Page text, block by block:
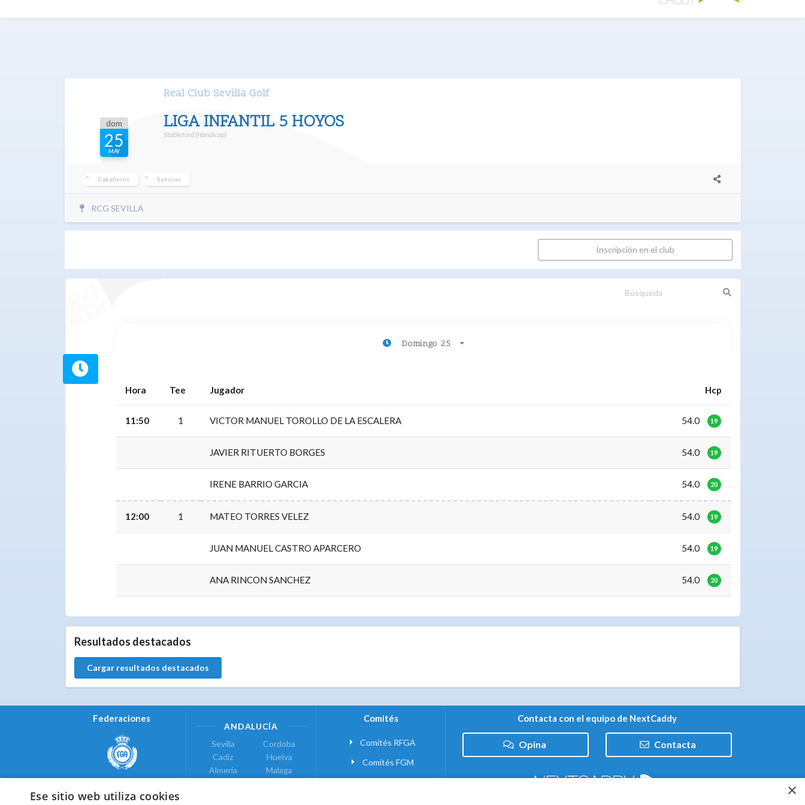
Real Club Sevilla Golf
dom
25
MAY
LIGA INFANTIL 5 HOYOS
Stableford (Handicap)
Caballeros Señoras
RCG SEVILLA
Inscripción en el club
Domingo 25
Hora Tee Jugador Hcp
11:50 1 VICTOR MANUEL TOROLLO DE LA ESCALERA 54.0 19
JAVIER RITUERTO BORGES 54.0 19
IRENE BARRIO GARCIA 54.0 20
12:00 1 MATEO TORRES VELEZ 54.0 19
JUAN MANUEL CASTRO APARCERO 54.0 19
ANA RINCON SANCHEZ 54.0 20
Resultados destacados
Cargar resultados destacados
Federaciones
Real Federación Andaluza de
Golf
ANDALUCÍA
Sevilla
Cadiz
Almeria
Cordoba
Huelva
Malaga
Comités
Comités RFGA
Comités FGM
Contacta con el equipo de NextCaddy
Opina Contacta
×
Ese sitio web utiliza cookies